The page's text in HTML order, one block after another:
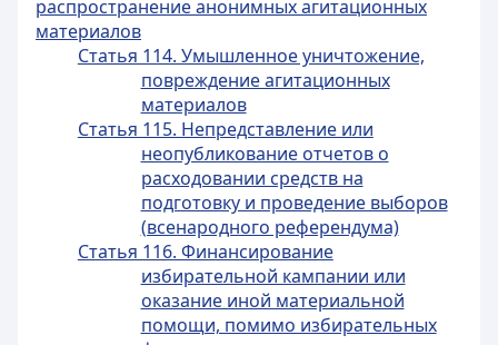
распространение анонимных агитационных
материалов
Статья 114. Умышленное уничтожение,
повреждение агитационных
материалов
Статья 115. Непредставление или
неопубликование отчетов о
расходовании средств на
подготовку и проведение выборов
(всенародного референдума)
Статья 116. Финансирование
избирательной кампании или
оказание иной материальной
помощи, помимо избирательных